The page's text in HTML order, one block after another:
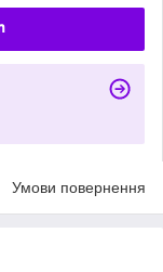
Умови повернення